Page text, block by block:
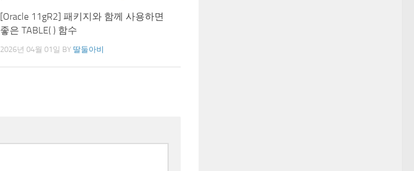
[Oracle 11gR2] 패키지와 함께 사용하면
좋은 TABLE( ) 함수
2026년 04월 01일 BY딸둘아비